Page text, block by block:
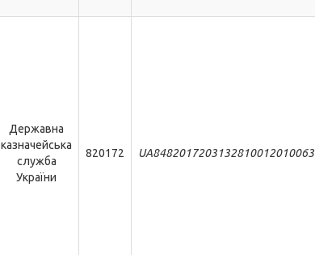
Державна
казначейська
служба
України
820172